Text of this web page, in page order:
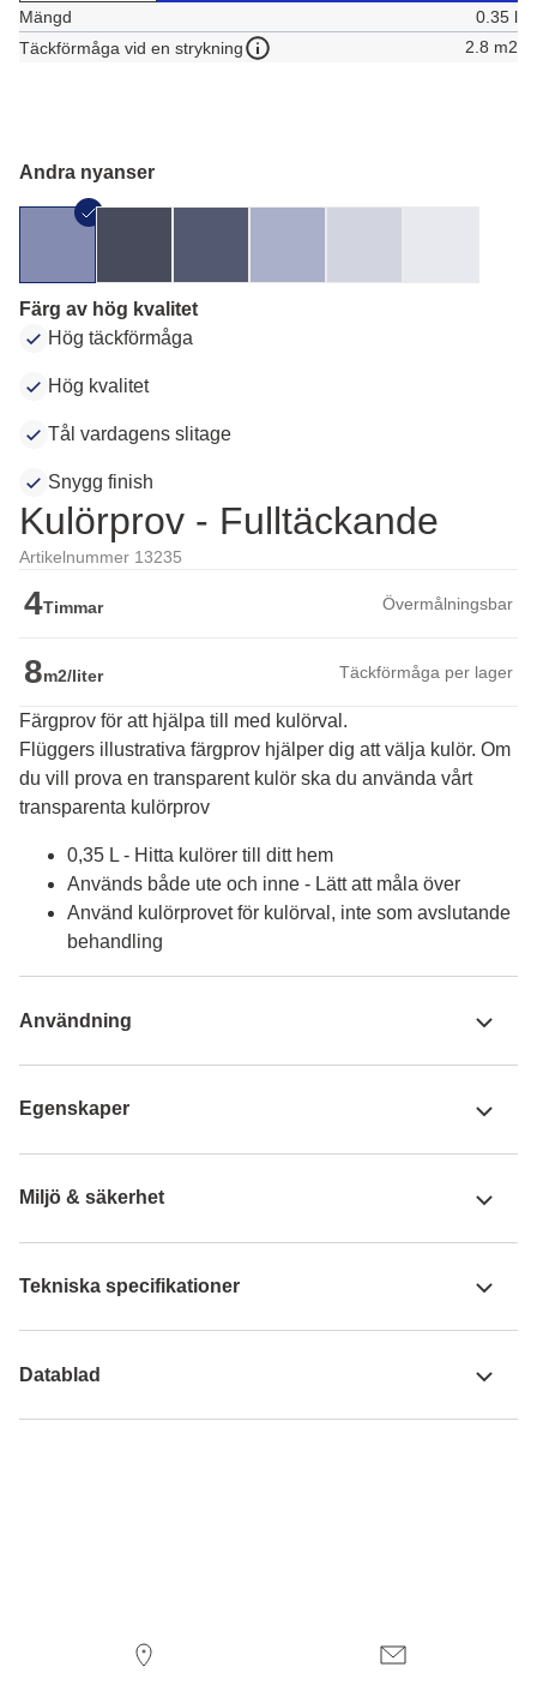
Mängd
0.35 l
Täckförmåga vid en strykning
2.8 m2
Andra nyanser
Färg av hög kvalitet
Hög täckförmåga
Hög kvalitet
Tål vardagens slitage
Snygg finish
Kulörprov - Fulltäckande
Artikelnummer 13235
4Timmar Övermålningsbar
8m2/liter Täckförmåga per lager
Färgprov för att hjälpa till med kulörval.
Flüggers illustrativa färgprov hjälper dig att välja kulör. Om
du vill prova en transparent kulör ska du använda vårt
transparenta kulörprov
0,35 L - Hitta kulörer till ditt hem
Används både ute och inne - Lätt att måla över
Använd kulörprovet för kulörval, inte som avslutande
behandling
Användning
Egenskaper
Miljö & säkerhet
Tekniska specifikationer
Datablad